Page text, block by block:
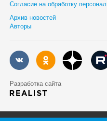
Согласие на обработку
Архив новостей
Авторы
Разработка сайта